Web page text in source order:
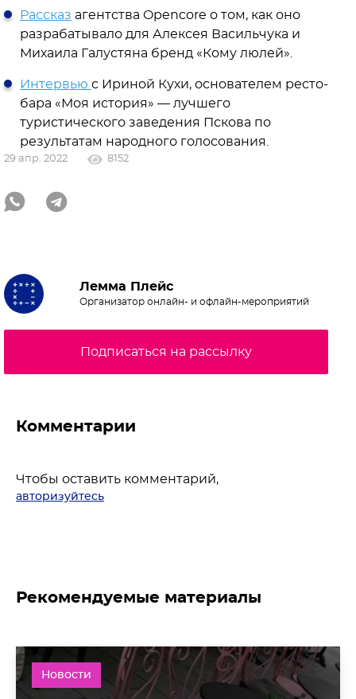
Рассказ агентства Opencore о том, как оно
разрабатывало для Алексея Васильчука и
Михаила Галустяна бренд «Кому люлей».
Интервью с Ириной Кухи, основателем ресто-
бара «Моя история» — лучшего
туристического заведения Пскова по
результатам народного голосования.
29 апр. 2022 8152
Лемма Плейс
Организатор онлайн- и офлайн-мероприятий
Подписаться на рассылку
Комментарии
Чтобы оставить комментарий,
авторизуйтесь
Рекомендуемые материалы
Новости